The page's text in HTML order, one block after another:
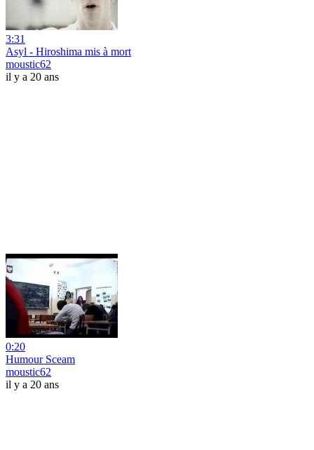
3:31
Asyl - Hiroshima mis à mort
moustic62
il y a 20 ans
0:20
Humour Sceam
moustic62
il y a 20 ans